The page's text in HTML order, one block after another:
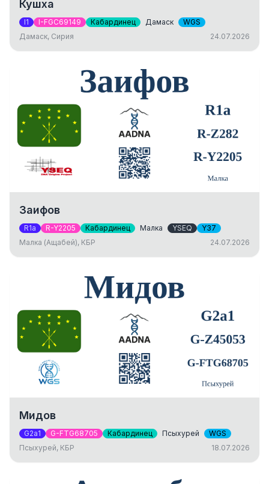
Кушха
I1 I-FGC69149 Кабардинец Дамаск
WGS
Дамаск, Сирия
24.07.2026
Заифов
R1a R-Y2205 Кабардинец Малка YSEQ
Y37
Малка (Ащабей), КБР
24.07.2026
Мидов
G2a1 G-FTG68705 Кабардинец Псыхурей
WGS
Псыхурей, КБР
18.07.2026